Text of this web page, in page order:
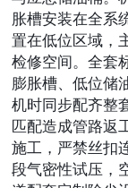
胀槽安装在全系
置在低位区域，
检修空间。全套
膨胀槽、低位储
机时同步配齐整
匹配造成管路返
施工，严禁丝扣
段气密性试压，